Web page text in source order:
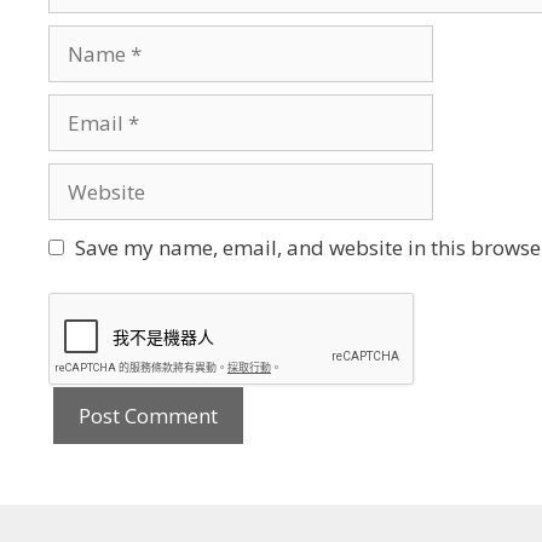
Save my name, email, and website in this